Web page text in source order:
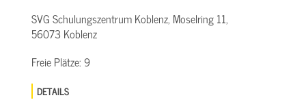
SVG Schulungszentrum Koblenz, Moselring 11,
56073 Koblenz
Freie Plätze: 9
DETAILS